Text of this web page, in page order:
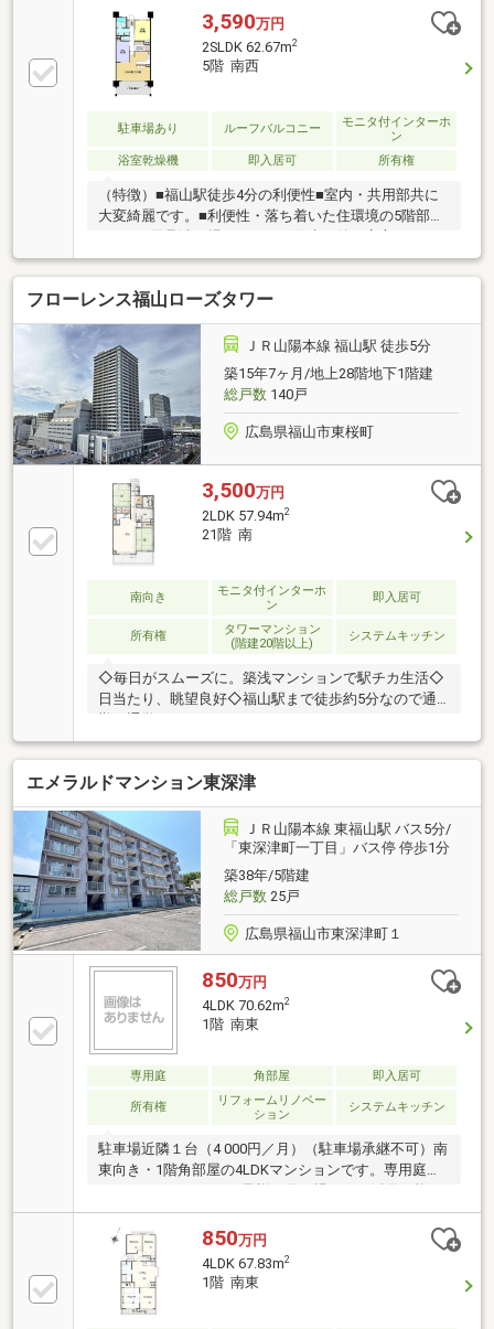
3,590万円
2SLDK 62.67m2
5階 南西
駐車場あり ルーフバルコニー
モニタ付インターホ
ン
浴室乾燥機
即入居可 所有権
（特徴）■福山駅徒歩4分の利便性■室内・共用部共に
大変綺麗です。■利便性・落ち着いた住環境の5階部分
■ペット用足洗い場もあり、お散歩の後も安心です。
■13.16㎡の広々としたバルコニー（周辺環境）■福山
駅まで徒歩4分■アイネス福山まで徒歩2分■天満屋 福
山店まで徒歩9分■西小学校まで徒歩8分■福山市役所ま
で徒歩3分■福山郵便局まで徒歩5分
フローレンス福山ローズタワー
ＪＲ山陽本線 福山駅 徒歩5分
築15年7ヶ月/地上28階地下1階建
総戸数140戸
広島県福山市東桜町
3,500万円
2LDK 57.94m2
21階 南
南向き
モニタ付インターホ
ン
即入居可
所有権
タワーマンション
(階建20階以上)
システムキッチン
◇毎日がスムーズに。築浅マンションで駅チカ生活◇
日当たり、眺望良好◇福山駅まで徒歩約5分なので通
エメラルドマンション東深津
ＪＲ山陽本線 東福山駅 バス5分/
「東深津町一丁目」バス停 停歩1分
築38年/5階建
総戸数25戸
広島県福山市東深津町１
850万円
4LDK 70.62m2
1階 南東
専用庭 角部屋 即入居可
所有権
リフォームリノベー
ション
システムキッチン
駐車場近隣１台（4 000円／月）（駐車場承継不可）南
東向き・1階角部屋の4LDKマンションです。専用庭付
各居室や廊下収納など収納スペースを確保しており、
住空間をすっきり保てます。スーパー・コンビニ・ド
ラッグストアなど生活利便施設が徒歩圏内に揃い、子
育て世帯にもおすすめの住環境。現況空室のため、お
気軽にご内覧いただけます。
850万円
4LDK 67.83m2
1階 南東